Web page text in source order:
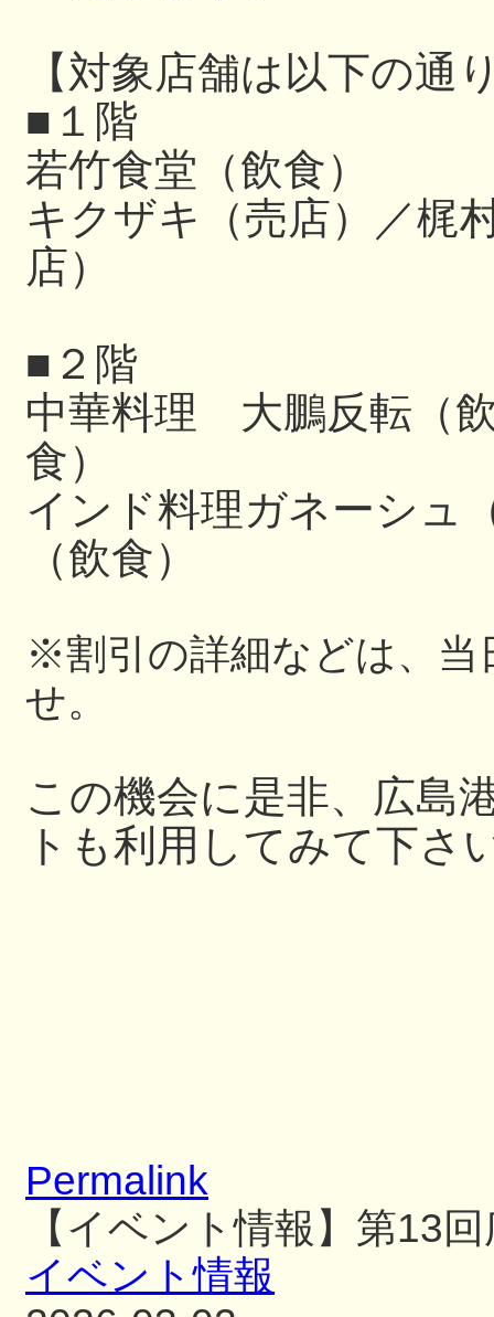
【対象店舗は以下の通
■１階
若竹食堂（飲食）
キクザキ（売店）／梶
店）
■２階
中華料理 大鵬反転（
食）
インド料理ガネーシュ
（飲食）
※割引の詳細などは、当
せ。
この機会に是非、広島
トも利用してみて下さ
Permalink
【イベント情報】第13
イベント情報